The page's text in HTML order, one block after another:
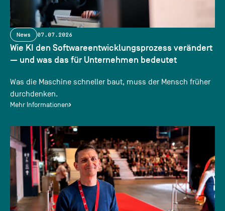
News 07.07.2026
Wie KI den Softwareentwicklungsprozess verändert
— und was das für Unternehmen bedeutet
Was die Maschine schneller baut, muss der Mensch früher
durchdenken.
Mehr Informationen